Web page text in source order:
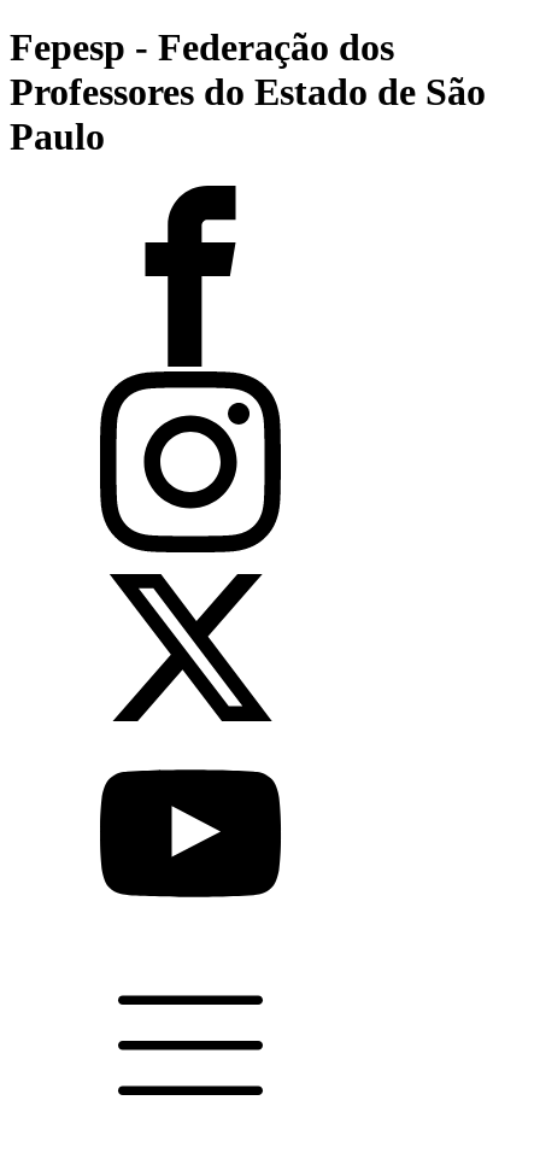
Fepesp - Federação dos
Professores do Estado de São
Paulo